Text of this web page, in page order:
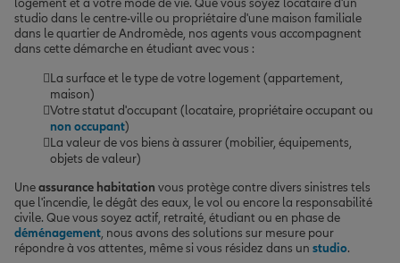
studio dans le centre-ville ou propriétaire d'une maison familiale
dans le quartier de Andromède, nos agents vous accompagnent
dans cette démarche en étudiant avec vous :
La surface et le type de votre logement (appartement,
maison)
Votre statut d'occupant (locataire, propriétaire occupant ou
non occupant)
La valeur de vos biens à assurer (mobilier, équipements,
objets de valeur)
Uneassurance habitation vous protège contre divers sinistres tels
que l'incendie, le dégât des eaux, le vol ou encore la responsabilité
civile. Que vous soyez actif, retraité, étudiant ou en phase de
déménagement, nous avons des solutions sur mesure pour
répondre à vos attentes, même si vous résidez dans un studio.